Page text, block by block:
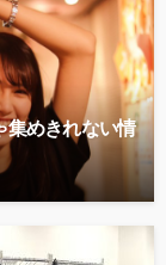
集めきれない情